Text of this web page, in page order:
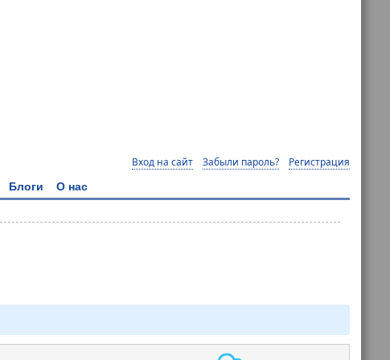
Вход на сайт Забыли пароль? Регистрация
Блоги О нас